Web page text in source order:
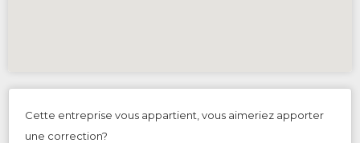
Cette entreprise vous appartient, vous aimeriez apporter
une correction?